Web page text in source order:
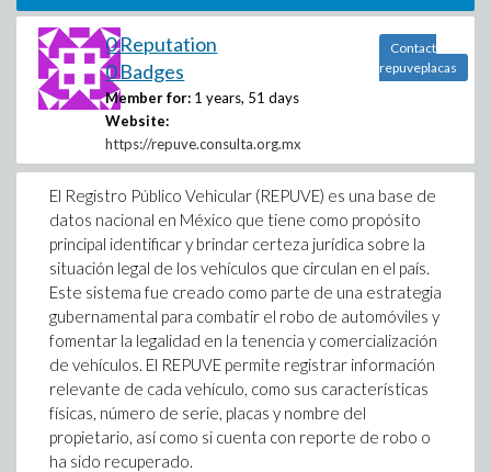
0 Reputation
0 Badges
Member for: 1 years, 51 days
Website:
https://repuve.consulta.org.mx
Contact
repuveplacas
El Registro Público Vehicular (REPUVE) es una base de
datos nacional en México que tiene como propósito
principal identificar y brindar certeza jurídica sobre la
situación legal de los vehículos que circulan en el país.
Este sistema fue creado como parte de una estrategia
gubernamental para combatir el robo de automóviles y
fomentar la legalidad en la tenencia y comercialización
de vehículos. El REPUVE permite registrar información
relevante de cada vehículo, como sus características
físicas, número de serie, placas y nombre del
propietario, así como si cuenta con reporte de robo o
ha sido recuperado.